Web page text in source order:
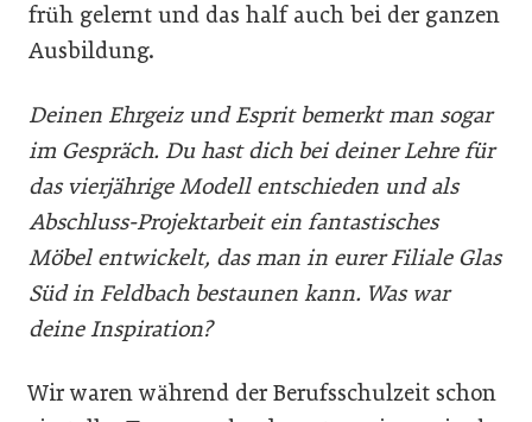
früh gelernt und das half auch bei der ganzen
Ausbildung.
Deinen Ehrgeiz und Esprit bemerkt man sogar
im Gespräch. Du hast dich bei deiner Lehre für
das vierjährige Modell entschieden und als
Abschluss-Projektarbeit ein fantastisches
Möbel entwickelt, das man in eurer Filiale Glas
Süd in Feldbach bestaunen kann. Was war
deine Inspiration?
Wir waren während der Berufsschulzeit schon